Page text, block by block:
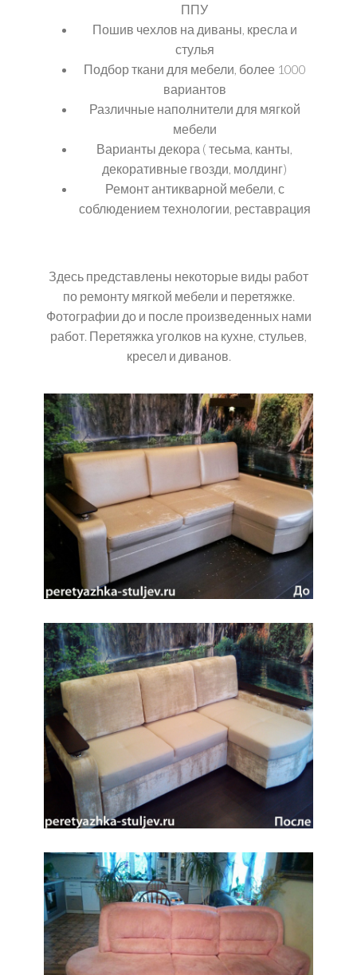
ППУ
Пошив чехлов на диваны, кресла и
стулья
Подбор ткани для мебели, более 1000
вариантов
Различные наполнители для мягкой
мебели
Варианты декора ( тесьма, канты,
декоративные гвозди, молдинг)
Ремонт антикварной мебели, с
соблюдением технологии, реставрация
Здесь представлены некоторые виды работ
по ремонту мягкой мебели и перетяжке.
Фотографии до и после произведенных нами
работ. Перетяжка уголков на кухне, стульев,
кресел и диванов.